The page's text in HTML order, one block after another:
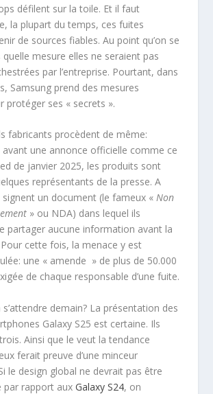
défilent sur la toile. Et il faut
la plupart du temps, ces fuites
de sources fiables. Au point qu’on se
mesure elles ne seraient pas
par l’entreprise. Pourtant, dans
Samsung prend des mesures
protéger ses « secrets ».
fabricants procèdent de même:
une annonce officielle comme ce
de janvier 2025, les produits sont
représentants de la presse. A
signent un document (le fameux «Non
» ou NDA) dans lequel ils
partager aucune information avant la
cette fois, la menace y est
une « amende » de plus de 50.000
de chaque responsable d’une fuite.
demain? La présentation des
Galaxy S25 est certaine. Ils
Ainsi que le veut la tendance
ferait preuve d’une minceur
le design global ne devrait pas être
par rapport auxGalaxy S24, on